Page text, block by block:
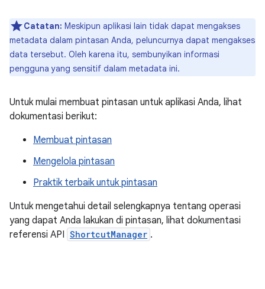
Catatan: Meskipun aplikasi lain tidak dapat mengakses
metadata dalam pintasan Anda, peluncurnya dapat mengakses
data tersebut. Oleh karena itu, sembunyikan informasi
pengguna yang sensitif dalam metadata ini.
Untuk mulai membuat pintasan untuk aplikasi Anda, lihat
dokumentasi berikut:
Membuat pintasan
Mengelola pintasan
Praktik terbaik untuk pintasan
Untuk mengetahui detail selengkapnya tentang operasi
yang dapat Anda lakukan di pintasan, lihat dokumentasi
referensi API ShortcutManager .